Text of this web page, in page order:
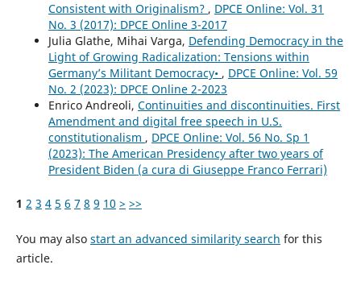
Consistent with Originalism? , DPCE Online: Vol. 31
No. 3 (2017): DPCE Online 3-2017
Julia Glathe, Mihai Varga, Defending Democracy in the
Light of Growing Radicalization: Tensions within
Germany’s Militant Democracy• , DPCE Online: Vol. 59
No. 2 (2023): DPCE Online 2-2023
Enrico Andreoli, Continuities and discontinuities. First
Amendment and digital free speech in U.S.
constitutionalism , DPCE Online: Vol. 56 No. Sp 1
(2023): The American Presidency after two years of
President Biden (a cura di Giuseppe Franco Ferrari)
1 2 3 4 5 6 7 8 9 10 > >>
You may also start an advanced similarity search for this
article.